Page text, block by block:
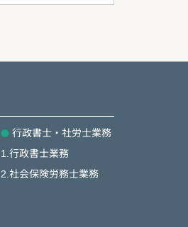
行政書士・社労士業務
1.行政書士業務
2.社会保険労務士業務